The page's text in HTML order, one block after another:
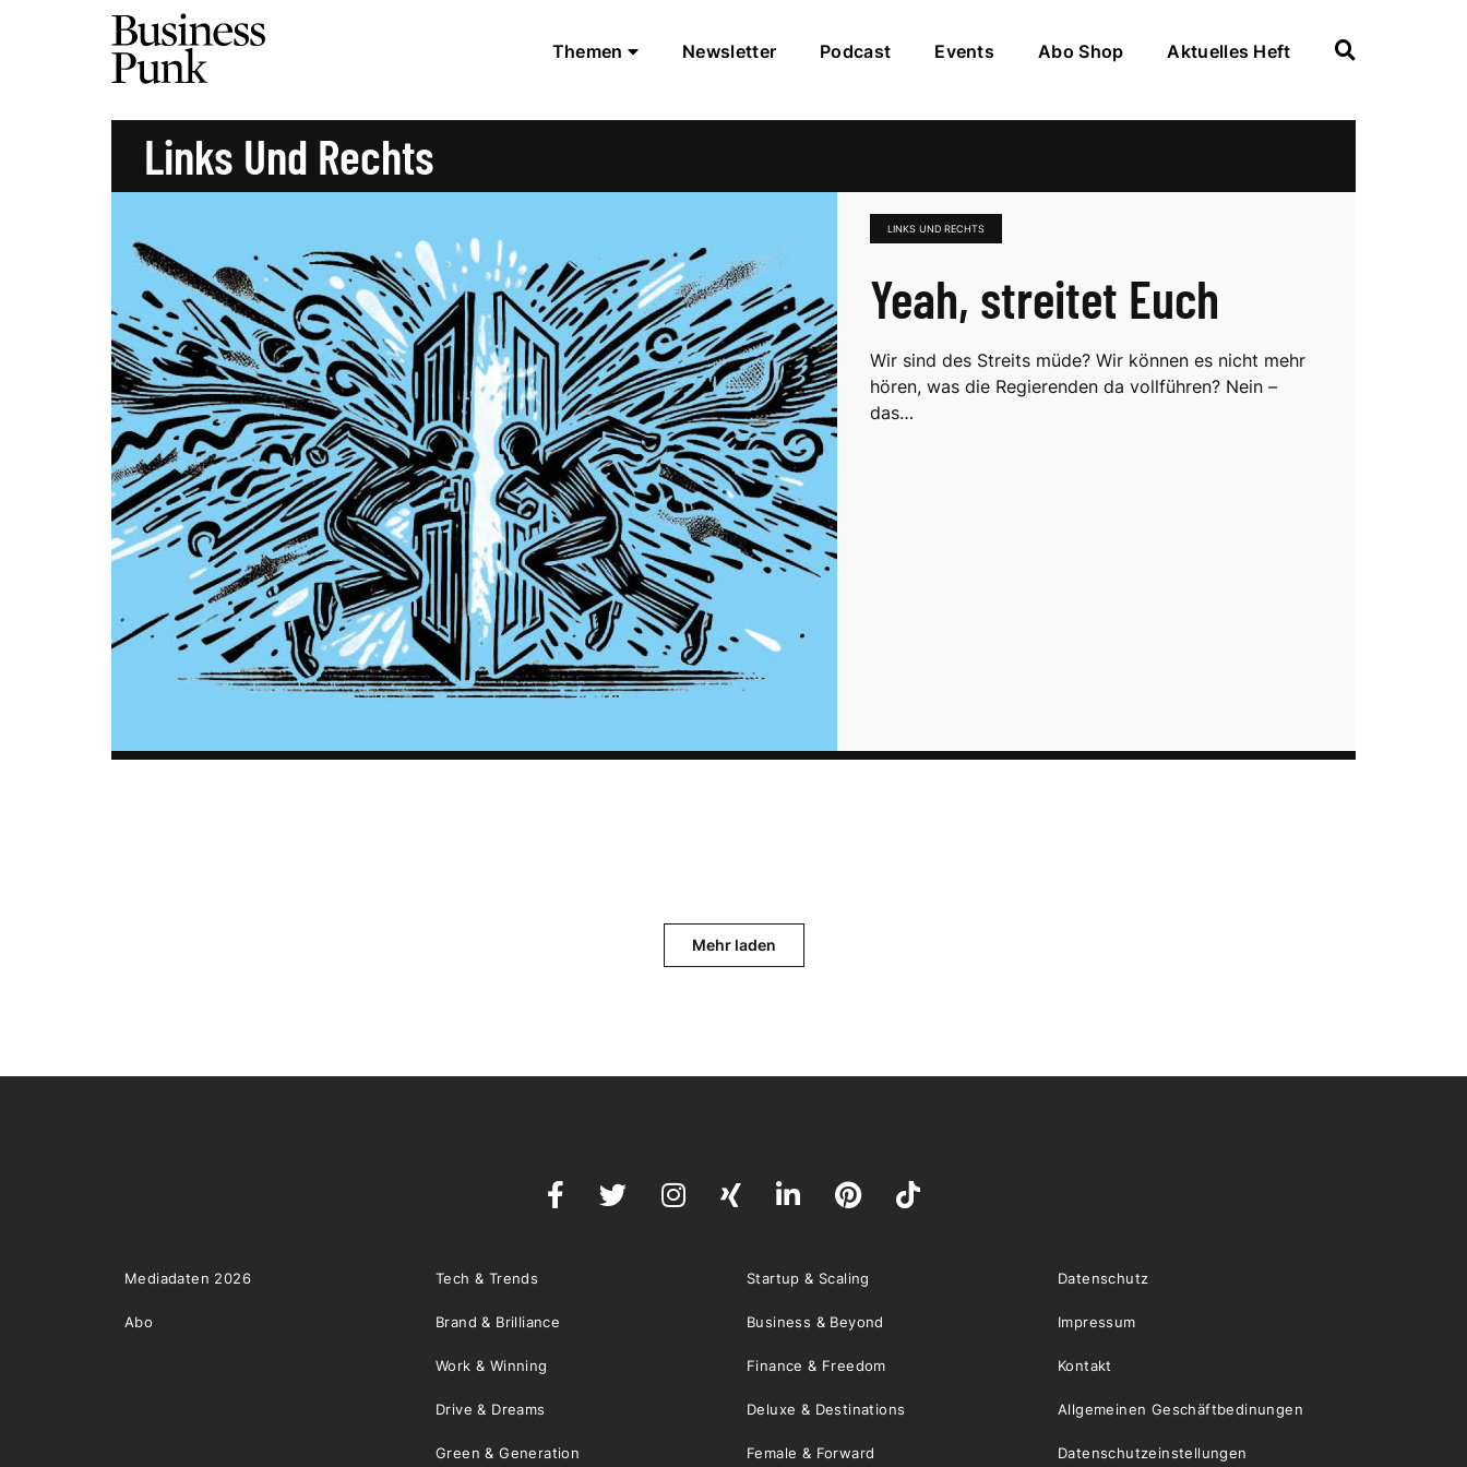
Themen Newsletter Podcast Events Abo Shop Aktuelles Heft
Links Und Rechts
LINKS UND RECHTS
Yeah, streitet Euch
Wir sind des Streits müde? Wir können es nicht mehr
hören, was die Regierenden da vollführen? Nein –
das…
Mehr laden
Mediadaten 2026
Abo
Tech & Trends Startup & Scaling
Brand & Brilliance Business & Beyond
Work & Winning Finance & Freedom
Drive & Dreams Deluxe & Destinations
Green & Generation Female & Forward
Datenschutz
Impressum
Kontakt
Allgemeinen Geschäftbedinungen
Datenschutzeinstellungen